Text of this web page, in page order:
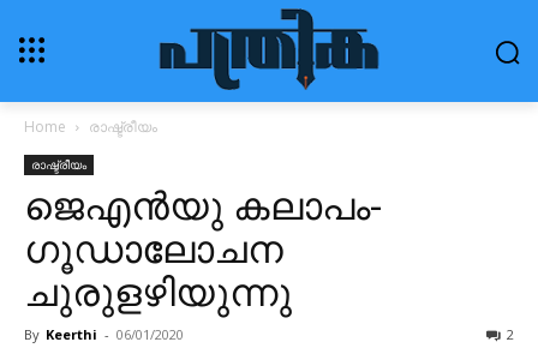
Home രാഷ്ട്രീയം
രാഷ്ട്രീയം
ജെ‌എൻ‌യു കലാപം-
ഗൂഡാലോചന
ചുരുളഴിയുന്നു
By Keerthi - 06/01/2020 2